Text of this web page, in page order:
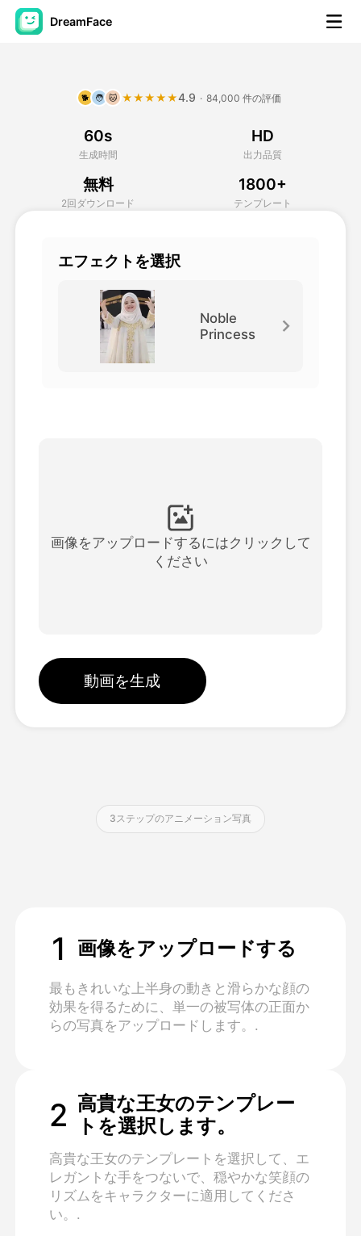
DreamFace
アバター動画
製品ニュース製品案内会社案内
人工知能の写真
すべてのテンプレートを見る
ブログ
🐕 🧑 🐱 ★★★★★4.9 · 84,000 件の評価
60s
生成時間
HD
出力品質
無料
2回ダウンロード
1800+
テンプレート
エフェクトを選択
Noble
Princess
画像をアップロードするにはクリックして
ください
動画を生成
3ステップのアニメーション写真
1 画像をアップロードする
最もきれいな上半身の動きと滑らかな顔の
効果を得るために、単一の被写体の正面か
らの写真をアップロードします。.
2 高貴な王女のテンプレー
トを選択します。
高貴な王女のテンプレートを選択して、エ
レガントな手をつないで、穏やかな笑顔の
リズムをキャラクターに適用してくださ
い。.